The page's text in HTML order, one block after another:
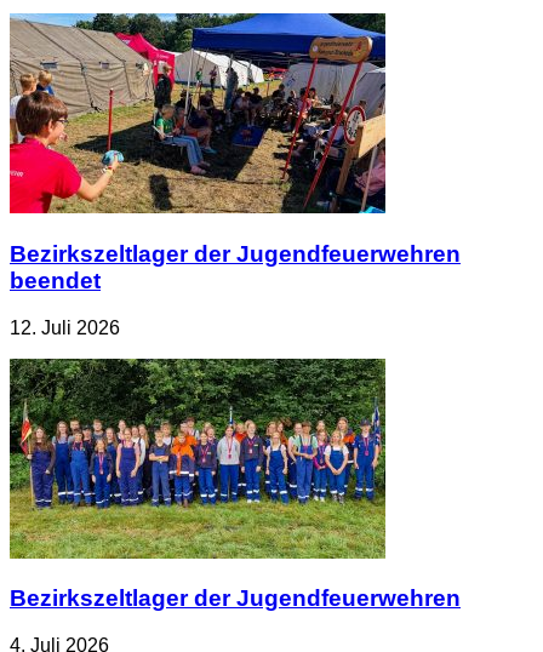
Bezirkszeltlager der Jugendfeuerwehren
beendet
12. Juli 2026
Bezirkszeltlager der Jugendfeuerwehren
4. Juli 2026